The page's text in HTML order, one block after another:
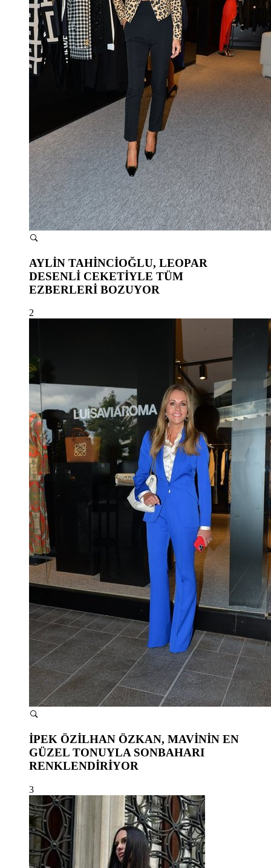
AYLİN TAHİNCİOĞLU, LEOPAR
DESENLİ CEKETİYLE TÜM
EZBERLERİ BOZUYOR
2
İPEK ÖZİLHAN ÖZKAN, MAVİNİN EN
GÜZEL TONUYLA SONBAHARI
RENKLENDİRİYOR
3